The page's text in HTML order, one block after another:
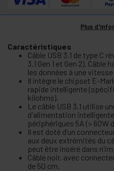
Plus
Caractéristiques
Câble USB 3.1 de type C
3.1 Gen 1 et Gen 2).
les données à une
Il intègre le chipset E-
rapide intelligente
kilohms).
Le câble USB 3.1 utilise
d'alimentation
périphériques 5A (> 60W
Il est doté d’un
aux deux extrémités du
peut être inséré dans
Câble noir, avec
de 50 cm.